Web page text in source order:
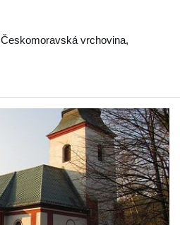
Českomoravská vrchovina,